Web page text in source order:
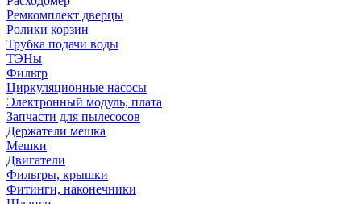
Ремкомплект дверцы
Ролики корзин
Трубка подачи воды
ТЭНы
Фильтр
Циркуляционные насосы
Электронный модуль, плата
Запчасти для пылесосов
Держатели мешка
Мешки
Двигатели
Фильтры, крышки
Фитинги, наконечники